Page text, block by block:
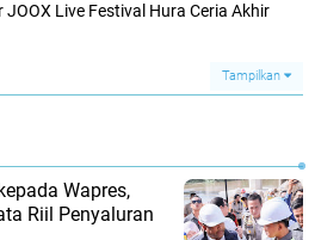
Live Festival Hura Ceria Akhir
Tampilkan
Wapres,
Riil Penyaluran